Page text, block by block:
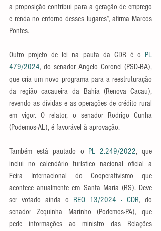
a proposição contribui para a geração de emprego
e renda no entorno desses lugares”, afirma Marcos
Pontes.
Outro projeto de lei na pauta da CDR é o PL
479/2024, do senador Angelo Coronel (PSD-BA),
que cria um novo programa para a reestruturação
da região cacaueira da Bahia (Renova Cacau),
revendo as dívidas e as operações de crédito rural
em vigor. O relator, o senador Rodrigo Cunha
(Podemos-AL), é favorável à aprovação.
Também está pautado o PL 2.249/2022, que
inclui no calendário turístico nacional oficial a
Feira Internacional do Cooperativismo que
acontece anualmente em Santa Maria (RS). Deve
ser votado ainda o REQ 13/2024 - CDR, do
senador Zequinha Marinho (Podemos-PA), que
pede informações ao ministro das Relações